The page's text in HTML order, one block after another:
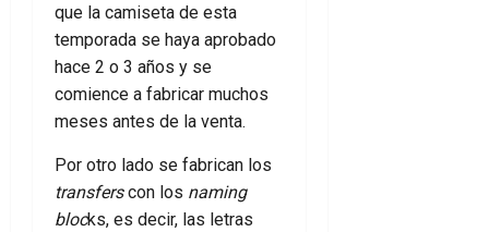
que la camiseta de esta
temporada se haya aprobado
hace 2 o 3 años y se
comience a fabricar muchos
meses antes de la venta.
Por otro lado se fabrican los
transferscon los naming
blocks, es decir, las letras